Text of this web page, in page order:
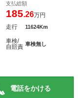
支払総額
185.26万円
走行 11624Km
車検/
自賠責 車検無し
話をかける